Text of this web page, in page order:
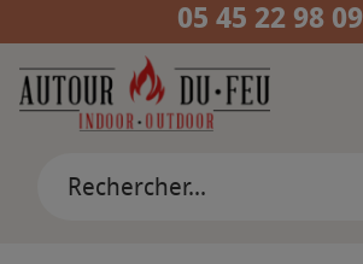
05 45 22 98 09